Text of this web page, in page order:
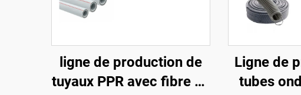
ligne de production de
tuyaux PPR avec fibre de
Ligne de
tubes